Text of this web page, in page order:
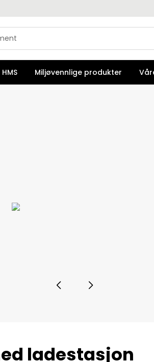
HMS Miljøvennlige produkter
ladestasjon